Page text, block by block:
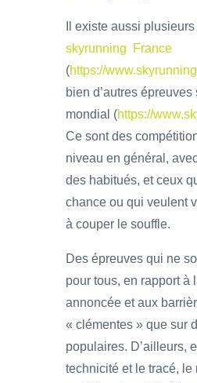
Il existe aussi
skyrunning France
(https://
bien d’autres
mondial (https://
Ce sont des
niveau en général,
des habitués, et ceux
chance ou qui veulent
à couper le souffle.
Des épreuves qui ne
pour tous, en rapport à
annoncée et aux
« clémentes » que sur
populaires. D’ailleurs,
technicité et le tracé, le